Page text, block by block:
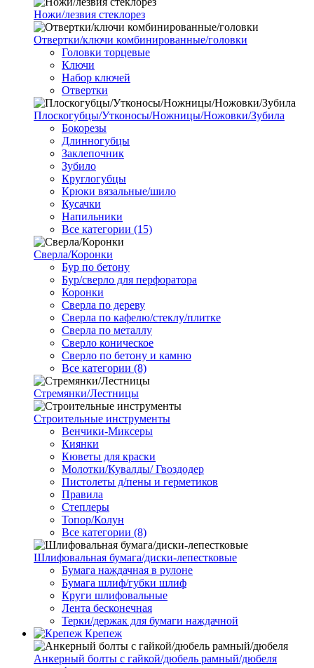
Ножи/лезвия стеклорез
Отвертки/ключи комбинированные/головки
Головки торцевые
Ключи
Набор ключей
Отвертки
Плоскогубцы/Утконосы/Ножницы/Ножовки/Зубила
Бокорезы
Длинногубцы
Заклепочник
Зубило
Круглогубцы
Крюки вязальные/шило
Кусачки
Напильники
Все категории (15)
Сверла/Коронки
Бур по бетону
Бур/сверло для перфоратора
Коронки
Сверла по дереву
Сверла по кафелю/стеклу/плитке
Сверла по металлу
Сверло коническое
Сверло по бетону и камню
Все категории (8)
Стремянки/Лестницы
Строительные инструменты
Венчики-Миксеры
Киянки
Кюветы для краски
Молотки/Кувалды/ Гвоздодер
Пистолеты д/пены и герметиков
Правила
Степлеры
Топор/Колун
Все категории (8)
Шлифовальная бумага/диски-лепестковые
Бумага наждачная в рулоне
Бумага шлиф/губки шлиф
Круги шлифовальные
Лента бесконечная
Терки/держак для бумаги наждачной
Крепеж
Анкерный болты с гайкой/дюбель рамный/дюбеля